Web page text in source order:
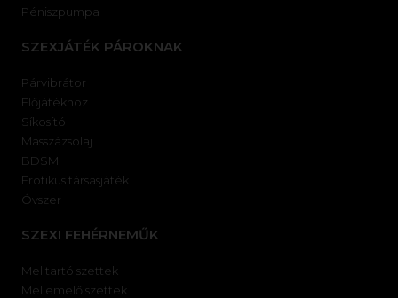
Péniszpumpa
SZEXJÁTÉK PÁROKNAK
Párvibrátor
Előjátékhoz
Síkosító
Masszázsolaj
BDSM
Erotikus társasjáték
Óvszer
SZEXI FEHÉRNEMŰK
Melltartó szettek
Mellemelő szettek